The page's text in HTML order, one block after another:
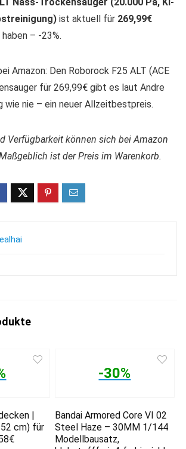
ist aktuell für 269,99€
haben – -23%.
Amazon: Den Roborock F25 ALT (ACE
für 269,99€ gibt es laut Andre
wie nie – ein neuer Allzeitbestpreis.
Verfügbarkeit können sich bei Amazon
ist der Preis im Warenkorb.
|
cm) für
-30%
Bandai Armored Core VI 02
Steel Haze – 30MM 1/144
Modellbausatz,